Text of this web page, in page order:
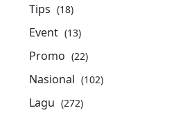
Tips (18)
Event (13)
Promo (22)
Nasional (102)
Lagu (272)